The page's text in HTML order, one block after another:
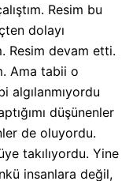
Resim bu
dolayı
Resim devam etti.
Ama tabii o
algılanmıyordu
düşünenler
de oluyordu.
takılıyordu. Yine
insanlara değil,